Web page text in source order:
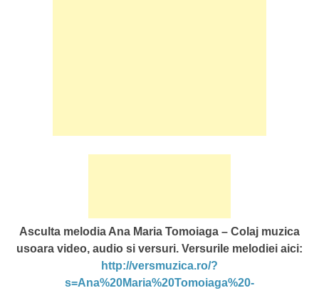
Asculta melodia Ana Maria Tomoiaga – Colaj muzica
usoara video, audio si versuri. Versurile melodiei aici:
http://versmuzica.ro/?
s=Ana%20Maria%20Tomoiaga%20-